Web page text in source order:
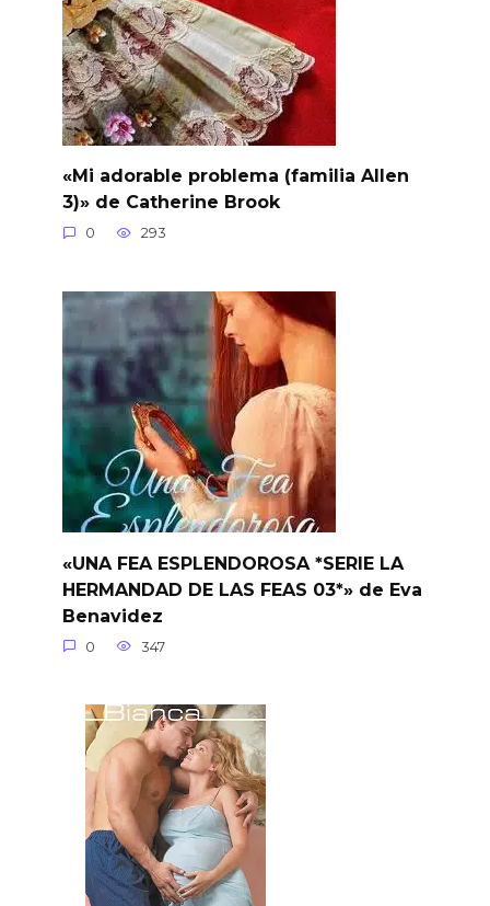
«Mi adorable problema (familia Allen
3)» de Catherine Brook
0 293
«UNA FEA ESPLENDOROSA *SERIE LA
HERMANDAD DE LAS FEAS 03*» de Eva
Benavidez
0 347